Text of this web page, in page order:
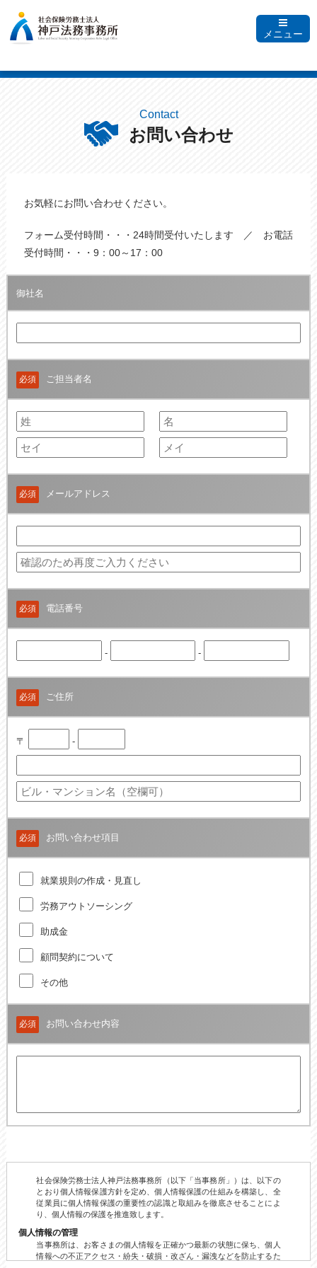
メニュー
Contact
お問い合わせ
お気軽にお問い合わせください。
フォーム受付時間・・・24時間受付いたします ／ お電話
受付時間・・・9：00～17：00
御社名
必須 ご担当者名
必須 メールアドレス
必須 電話番号
- -
必須 ご住所
〒 -
必須 お問い合わせ項目
就業規則の作成・見直し
労務アウトソーシング
助成金
顧問契約について
その他
必須 お問い合わせ内容
社会保険労務士法人神戸法務事務所（以下「当事務所」）は、以下の
とおり個人情報保護方針を定め、個人情報保護の仕組みを構築し、全
従業員に個人情報保護の重要性の認識と取組みを徹底させることによ
り、個人情報の保護を推進致します。
個人情報の管理
当事務所は、お客さまの個人情報を正確かつ最新の状態に保ち、個人
情報への不正アクセス・紛失・破損・改ざん・漏洩などを防止するた